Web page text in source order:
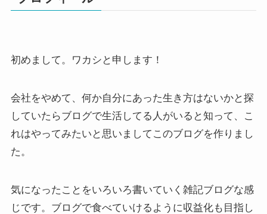
初めまして。ワカシと申します！
会社をやめて、何か自分にあった生き方はないかと探
していたらブログで生活してる人がいると知って、こ
れはやってみたいと思いましてこのブログを作りまし
た。
気になったことをいろいろ書いていく雑記ブログな感
じです。ブログで食べていけるように収益化も目指し